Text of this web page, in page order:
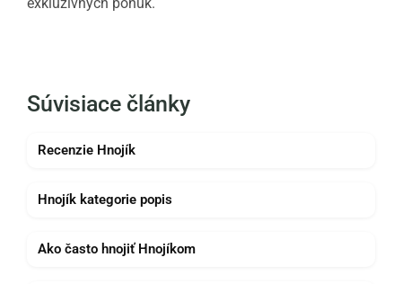
Súvisiace články
Recenzie Hnojík
Hnojík kategorie popis
Ako často hnojiť Hnojíkom